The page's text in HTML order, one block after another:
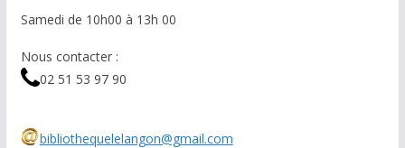
Samedi de 10h00 à 13h 00
Nous contacter :
02 51 53 97 90
bibliothequelelangon@gmail.com